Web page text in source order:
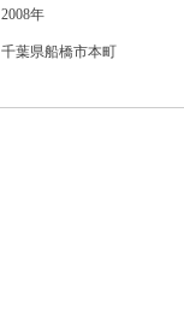
2008年
千葉県船橋市本町